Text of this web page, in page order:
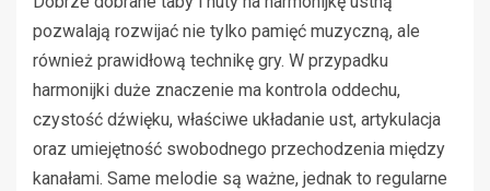
pozwalają rozwijać nie tylko pamięć muzyczną, ale
również prawidłową technikę gry. W przypadku
harmonijki duże znaczenie ma kontrola oddechu,
czystość dźwięku, właściwe układanie ust, artykulacja
oraz umiejętność swobodnego przechodzenia między
kanałami. Same melodie są ważne, jednak to regularne